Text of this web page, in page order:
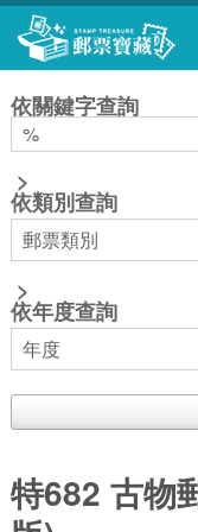
跳到主要內容區塊
依關鍵字查詢
>
依類別查詢
>
依年度查詢
特682 古物